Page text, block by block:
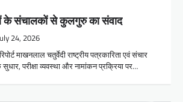
संचालकों से कुलगुरु का संवाद
24, 2026
माखनलाल चतुर्वेदी राष्ट्रीय पत्रकारिता एवं संचार
सुधार, परीक्षा व्यवस्था और नामांकन प्रक्रिया पर…